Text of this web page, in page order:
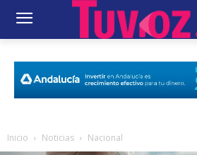
Inicio Noticias Nacional